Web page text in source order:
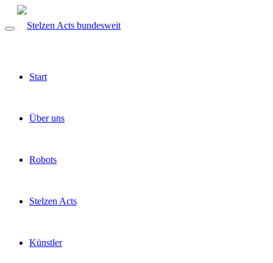
Start
Über uns
Robots
Stelzen Acts
Künstler